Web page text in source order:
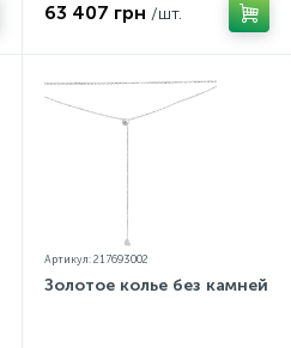
63 407 грн /шт.
Артикул: 217693002
Золотое колье без камней